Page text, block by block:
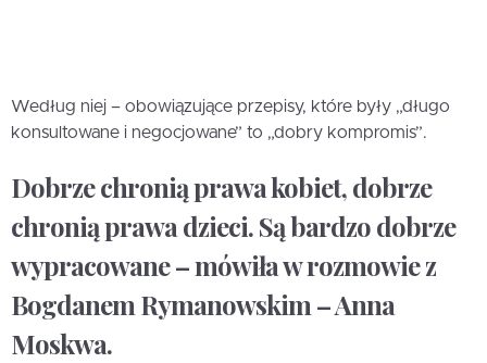
Według niej – obowiązujące przepisy, które były „długo
konsultowane i negocjowane” to „dobry kompromis”.
Dobrze chronią prawa kobiet, dobrze
chronią prawa dzieci. Są bardzo dobrze
wypracowane – mówiła w rozmowie z
Bogdanem Rymanowskim – Anna
Moskwa.